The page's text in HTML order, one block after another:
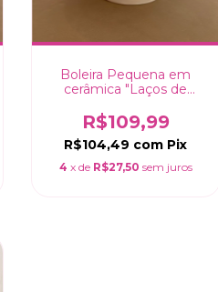
Boleira Pequena em
cerâmica "Laços de
R$109,99
R$104,49 com Pix
4 x de R$27,50 sem juros